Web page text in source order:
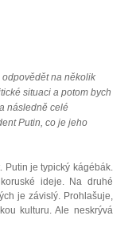
na několik
situaci a potom bych
následně celé
Putin, co je jeho
Putin je typický kágébák.
ideje. Na druhé
je závislý. Prohlašuje,
kulturu. Ale neskrývá